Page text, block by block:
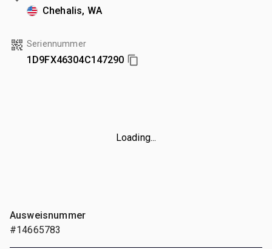
Chehalis, WA
Seriennummer
1D9FX46304C147290
Loading...
Ausweisnummer
#14665783